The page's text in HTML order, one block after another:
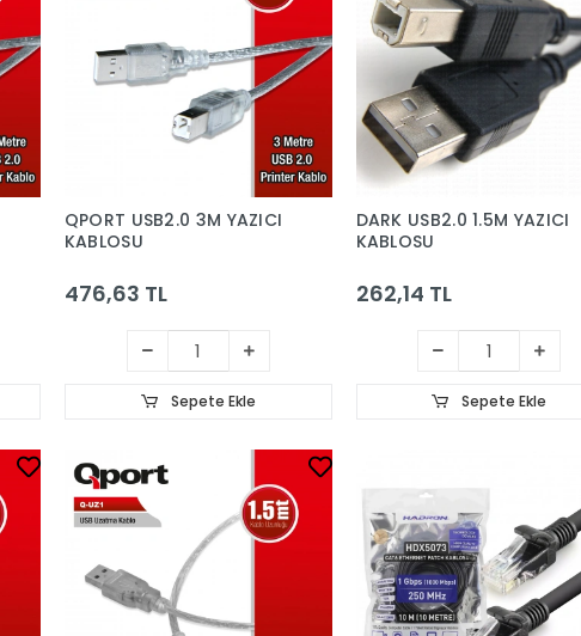
QPORT USB2.0 3M YAZICI
KABLOSU
476,63 TL
Sepete Ekle
DARK USB2.0 1.5M YAZICI
KABLOSU
262,14 TL
Sepete Ekle